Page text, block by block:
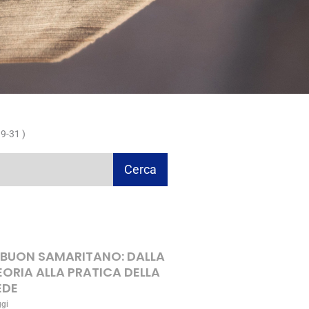
31 )
Cerca
SAMARITANO: DALLA
ALLA PRATICA DELLA